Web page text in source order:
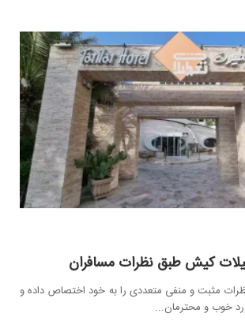
کیش طبق نظرات مسافران
مثبت و منفی متعددی را به خود اختصاص داده و
خوب و محترمان...